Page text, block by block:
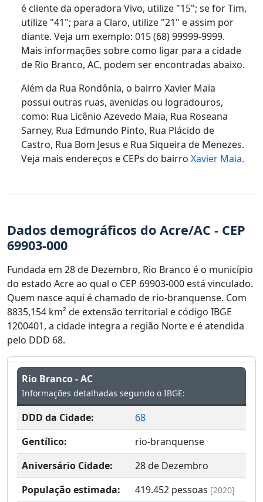
é cliente da operadora Vivo, utilize "15"; se for Tim,
utilize "41"; para a Claro, utilize "21" e assim por
diante. Veja um exemplo: 015 (68) 99999-9999.
Mais informações sobre como ligar para a cidade
de Rio Branco, AC, podem ser encontradas abaixo.
Além da Rua Rondônia, o bairro Xavier Maia
possui outras ruas, avenidas ou logradouros,
como: Rua Licênio Azevedo Maia, Rua Roseana
Sarney, Rua Edmundo Pinto, Rua Plácido de
Castro, Rua Bom Jesus e Rua Siqueira de Menezes.
Veja mais endereços e CEPs do bairro Xavier Maia.
Dados demográficos do Acre/AC - CEP
69903-000
Fundada em 28 de Dezembro, Rio Branco é o município
do estado Acre ao qual o CEP 69903-000 está vinculado.
Quem nasce aqui é chamado de rio-branquense. Com
8835,154 km² de extensão territorial e código IBGE
1200401, a cidade integra a região Norte e é atendida
pelo DDD 68.
Rio Branco - AC
Informações detalhadas segundo o IBGE:
DDD da Cidade:
68
Gentílico:
rio-branquense
Aniversário Cidade:
28 de Dezembro
População estimada:
419.452 pessoas [2020]